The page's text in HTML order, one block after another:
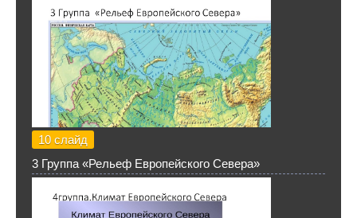
10 слайд
3 Группа «Рельеф Европейского Севера»